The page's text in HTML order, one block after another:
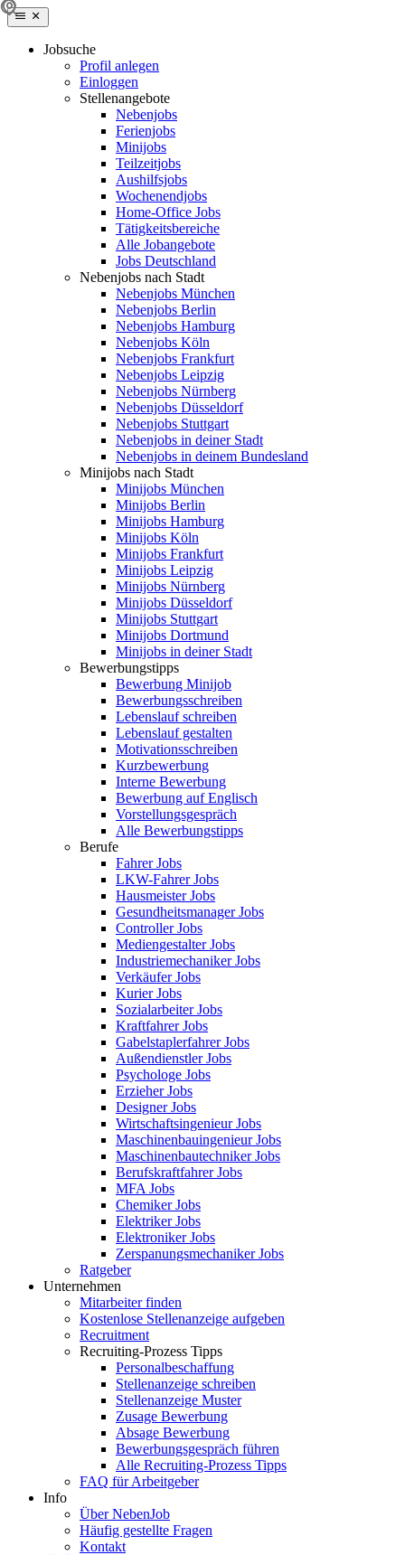
Jobsuche
Profil anlegen
Einloggen
Stellenangebote
Nebenjobs
Ferienjobs
Minijobs
Teilzeitjobs
Aushilfsjobs
Wochenendjobs
Home-Office Jobs
Tätigkeitsbereiche
Alle Jobangebote
Jobs Deutschland
Nebenjobs nach Stadt
Nebenjobs München
Nebenjobs Berlin
Nebenjobs Hamburg
Nebenjobs Köln
Nebenjobs Frankfurt
Nebenjobs Leipzig
Nebenjobs Nürnberg
Nebenjobs Düsseldorf
Nebenjobs Stuttgart
Nebenjobs in deiner Stadt
Nebenjobs in deinem Bundesland
Minijobs nach Stadt
Minijobs München
Minijobs Berlin
Minijobs Hamburg
Minijobs Köln
Minijobs Frankfurt
Minijobs Leipzig
Minijobs Nürnberg
Minijobs Düsseldorf
Minijobs Stuttgart
Minijobs Dortmund
Minijobs in deiner Stadt
Bewerbungstipps
Bewerbung Minijob
Bewerbungsschreiben
Lebenslauf schreiben
Lebenslauf gestalten
Motivationsschreiben
Kurzbewerbung
Interne Bewerbung
Bewerbung auf Englisch
Vorstellungsgespräch
Alle Bewerbungstipps
Berufe
Fahrer Jobs
LKW-Fahrer Jobs
Hausmeister Jobs
Gesundheitsmanager Jobs
Controller Jobs
Mediengestalter Jobs
Industriemechaniker Jobs
Verkäufer Jobs
Kurier Jobs
Sozialarbeiter Jobs
Kraftfahrer Jobs
Gabelstaplerfahrer Jobs
Außendienstler Jobs
Psychologe Jobs
Erzieher Jobs
Designer Jobs
Wirtschaftsingenieur Jobs
Maschinenbauingenieur Jobs
Maschinenbautechniker Jobs
Berufskraftfahrer Jobs
MFA Jobs
Chemiker Jobs
Elektriker Jobs
Elektroniker Jobs
Zerspanungsmechaniker Jobs
Ratgeber
Unternehmen
Mitarbeiter finden
Kostenlose Stellenanzeige aufgeben
Recruitment
Recruiting-Prozess Tipps
Personalbeschaffung
Stellenanzeige schreiben
Stellenanzeige Muster
Zusage Bewerbung
Absage Bewerbung
Bewerbungsgespräch führen
Alle Recruiting-Prozess Tipps
FAQ für Arbeitgeber
Info
Über NebenJob
Häufig gestellte Fragen
Kontakt